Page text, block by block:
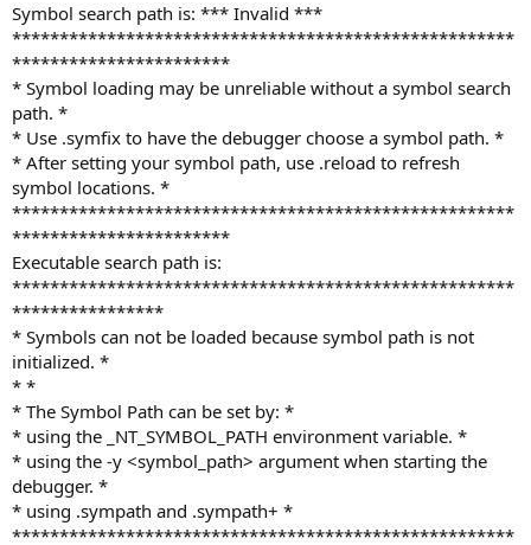
Symbol search path is: *** Invalid ***
*****************************************************
***********************
* Symbol loading may be unreliable without a symbol search
path. *
* Use .symfix to have the debugger choose a symbol path. *
* After setting your symbol path, use .reload to refresh
symbol locations. *
*****************************************************
***********************
Executable search path is:
*****************************************************
****************
* Symbols can not be loaded because symbol path is not
initialized. *
* *
* The Symbol Path can be set by: *
* using the _NT_SYMBOL_PATH environment variable. *
* using the -y <symbol_path> argument when starting the
debugger. *
* using .sympath and .sympath+ *
*****************************************************